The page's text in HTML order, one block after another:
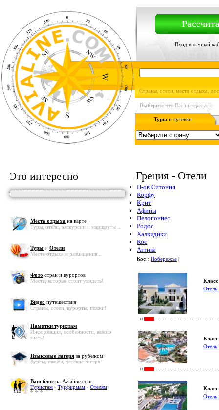
Вход в личный
Страны, отели, места отдыха,
Выберите что Вас интересует:
Туры и путевки
Это интересно
Места отдыха на карте
Туры, отели, экскурсии и маршруты ...
Туры и Отели
Места отдыха и размещения...
Фото стран и курортов
Места, которые стоит увидеть!
Видео путешествия
Страны, отели, курорты, пляжи!
Памятки туристам
Информация, особенности, важно
знать!
Языковые лагеря за рубежом
Курсы, школы, детские лагеря!
Ваш блог на Avialine.com
Туристам - Турфирмам - Отелям
Греция - Отели
П-ов Ситония
Корфу
Крит
Афины
Пелопоннес
Родос
Халкидики
Кос
Аттика
Кос : Побережье |
Отель
Отель
Отель